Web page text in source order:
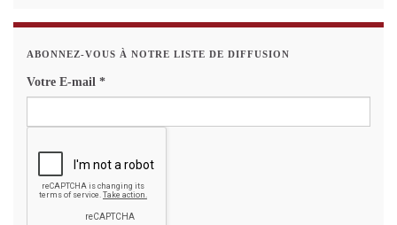
ABONNEZ-VOUS À NOTRE LISTE DE DIFFUSION
Votre E-mail *